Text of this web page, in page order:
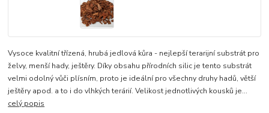
Vysoce kvalitní třízená, hrubá jedlová kůra - nejlepší terarijní substrát pro
želvy, menší hady, ještěry. Díky obsahu přírodních silic je tento substrát
velmi odolný vůči plísním, proto je ideální pro všechny druhy hadů, větší
ještěry apod. a to i do vlhkých terárií. Velikost jednotlivých kousků je...
celý popis